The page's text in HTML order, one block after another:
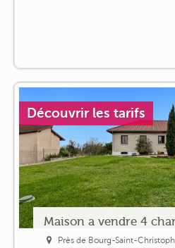
Découvrir les tarifs
Maison a vendre 4
Près de Bourg-Saint-